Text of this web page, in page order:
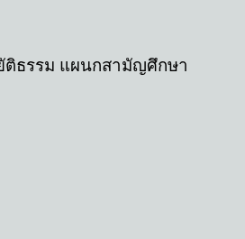
ติธรรม แผนกสามัญศึกษา